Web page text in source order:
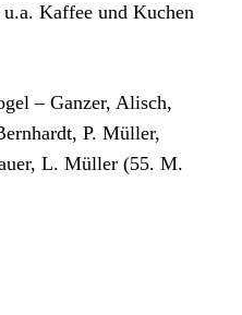
Kaffee und Kuchen
– Ganzer, Alisch,
P. Müller,
L. Müller (55. M.